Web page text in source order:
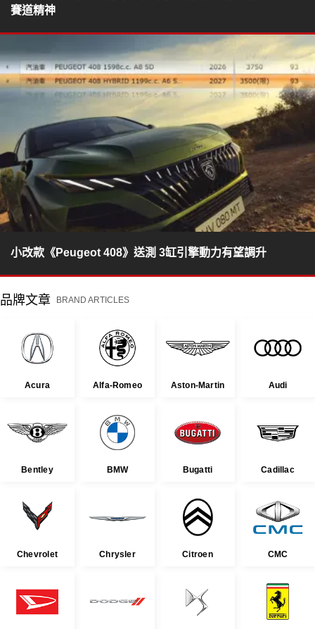
賽道精神
小改款《Peugeot 408》送測 3缸引擎動力有望調升
品牌文章 BRAND ARTICLES
Acura Alfa-Romeo Aston-Martin Audi
Bentley BMW Bugatti Cadillac
Chevrolet Chrysler Citroen CMC